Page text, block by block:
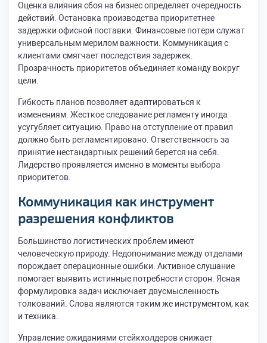
Оценка влияния сбоя на бизнес определяет очередность
действий. Остановка производства приоритетнее
задержки офисной поставки. Финансовые потери служат
универсальным мерилом важности. Коммуникация с
клиентами смягчает последствия задержек.
Прозрачность приоритетов объединяет команду вокруг
цели.
Гибкость планов позволяет адаптироваться к
изменениям. Жесткое следование регламенту иногда
усугубляет ситуацию. Право на отступление от правил
должно быть регламентировано. Ответственность за
принятие нестандартных решений берется на себя.
Лидерство проявляется именно в моменты выбора
приоритетов.
Коммуникация как инструмент
разрешения конфликтов
Большинство логистических проблем имеют
человеческую природу. Недопонимание между отделами
порождает операционные ошибки. Активное слушание
помогает выявить истинные потребности сторон. Ясная
формулировка задач исключает двусмысленность
толкований. Слова являются таким же инструментом, как
и техника.
Управление ожиданиями стейкхолдеров снижает